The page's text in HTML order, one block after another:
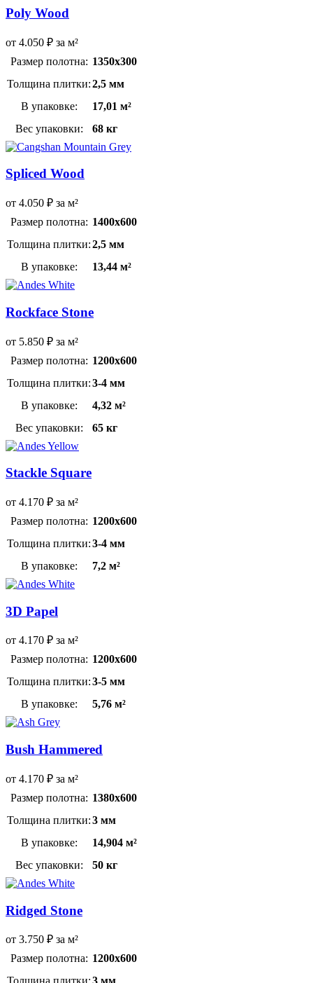
Poly Wood
от 4.050 ₽ за м²
Размер полотна: 1350х300
Толщина плитки:2,5 мм
В упаковке:
17,01 м²
Вес упаковки:
68 кг
Spliced Wood
от 4.050 ₽ за м²
Размер полотна: 1400х600
Толщина плитки:2,5 мм
В упаковке:
13,44 м²
Rockface Stone
от 5.850 ₽ за м²
Размер полотна: 1200х600
Толщина плитки:3-4 мм
В упаковке:
4,32 м²
Вес упаковки:
65 кг
Stackle Square
от 4.170 ₽ за м²
Размер полотна: 1200х600
Толщина плитки:3-4 мм
В упаковке:
7,2 м²
3D Papel
от 4.170 ₽ за м²
Размер полотна: 1200х600
Толщина плитки:3-5 мм
В упаковке:
5,76 м²
Bush Hammered
от 4.170 ₽ за м²
Размер полотна: 1380х600
Толщина плитки:3 мм
В упаковке:
14,904 м²
Вес упаковки:
50 кг
Ridged Stone
от 3.750 ₽ за м²
Размер полотна: 1200х600